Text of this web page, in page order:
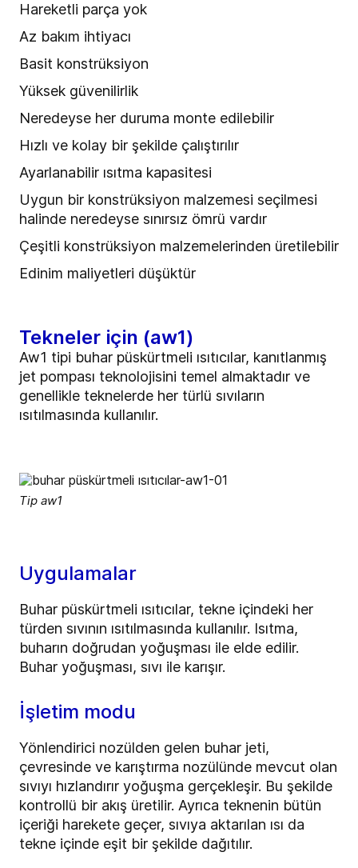
Hareketli parça yok
Az bakım ihtiyacı
Basit konstrüksiyon
Yüksek güvenilirlik
Neredeyse her duruma monte edilebilir
Hızlı ve kolay bir şekilde çalıştırılır
Ayarlanabilir ısıtma kapasitesi
Uygun bir konstrüksiyon malzemesi seçilmesi
halinde neredeyse sınırsız ömrü vardır
Çeşitli konstrüksiyon malzemelerinden üretilebilir
Edinim maliyetleri düşüktür
Tekneler için (aw1)
Aw1 tipi buhar püskürtmeli ısıtıcılar, kanıtlanmış
jet pompası teknolojisini temel almaktadır ve
genellikle teknelerde her türlü sıvıların
ısıtılmasında kullanılır.
Tip aw1
Uygulamalar
Buhar püskürtmeli ısıtıcılar, tekne içindeki her
türden sıvının ısıtılmasında kullanılır. Isıtma,
buharın doğrudan yoğuşması ile elde edilir.
Buhar yoğuşması, sıvı ile karışır.
İşletim modu
Yönlendirici nozülden gelen buhar jeti,
çevresinde ve karıştırma nozülünde mevcut olan
sıvıyı hızlandırır yoğuşma gerçekleşir. Bu şekilde
kontrollü bir akış üretilir. Ayrıca teknenin bütün
içeriği harekete geçer, sıvıya aktarılan ısı da
tekne içinde eşit bir şekilde dağıtılır.